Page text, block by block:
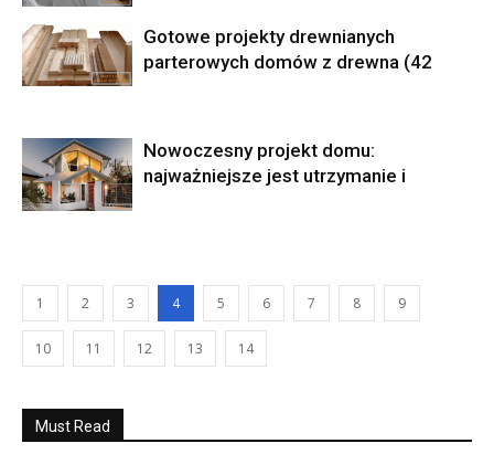
Gotowe projekty drewnianych
parterowych domów z drewna (42
Nowoczesny projekt domu:
najważniejsze jest utrzymanie i
1 2 3 4 5 6 7 8 9
10 11 12 13 14
Must Read